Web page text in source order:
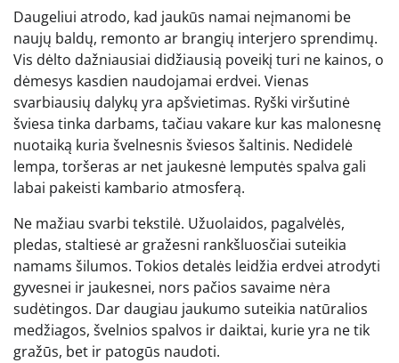
Daugeliui atrodo, kad jaukūs namai neįmanomi be
naujų baldų, remonto ar brangių interjero sprendimų.
Vis dėlto dažniausiai didžiausią poveikį turi ne kainos, o
dėmesys kasdien naudojamai erdvei. Vienas
svarbiausių dalykų yra apšvietimas. Ryški viršutinė
šviesa tinka darbams, tačiau vakare kur kas malonesnę
nuotaiką kuria švelnesnis šviesos šaltinis. Nedidelė
lempa, toršeras ar net jaukesnė lemputės spalva gali
labai pakeisti kambario atmosferą.
Ne mažiau svarbi tekstilė. Užuolaidos, pagalvėlės,
pledas, staltiesė ar gražesni rankšluosčiai suteikia
namams šilumos. Tokios detalės leidžia erdvei atrodyti
gyvesnei ir jaukesnei, nors pačios savaime nėra
sudėtingos. Dar daugiau jaukumo suteikia natūralios
medžiagos, švelnios spalvos ir daiktai, kurie yra ne tik
gražūs, bet ir patogūs naudoti.